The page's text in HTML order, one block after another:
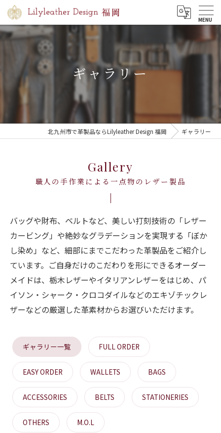
MENU
ギャラリー
北九州市で革製品ならLilyleather Design 福岡 ギャラリー
Gallery
職人の手作業による一点物のレザー製品
バッグや財布、ベルトなど、美しい打刻技術の「レザー
カービング」や絶妙なグラデーションを実現する「ぼか
し染め」など、細部にまでこだわった革製品をご紹介し
ています。ご自身だけのこだわりを形にできるオーダー
メイドは、栃木レザーやイタリアンレザーをはじめ、パ
イソン・シャーク・クロコダイルなどのエキゾチックレ
ザーなどの厳選した革素材からお選びいただけます。
ギャラリー一覧 FULL ORDER
EASY ORDER WALLETS BAGS
ACCESSORIES BELTS STATIONERIES
OTHERS M.O.L